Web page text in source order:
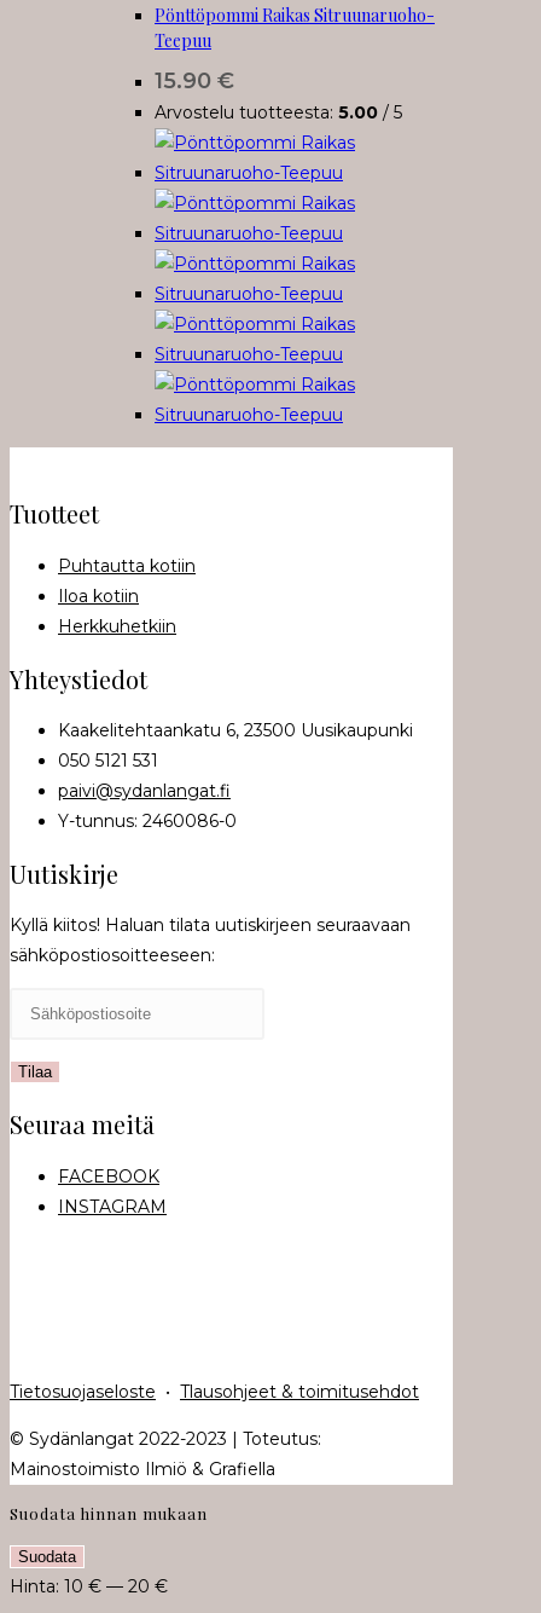
Pönttöpommi Raikas Sitruunaruoho-
Teepuu
15.90 €
Arvostelu tuotteesta: 5.00 / 5
Tuotteet
Puhtautta kotiin
Iloa kotiin
Herkkuhetkiin
Yhteystiedot
Kaakelitehtaankatu 6, 23500 Uusikaupunki
050 5121 531
paivi@sydanlangat.fi
Y-tunnus: 2460086-0
Uutiskirje
Kyllä kiitos! Haluan tilata uutiskirjeen seuraavaan
sähköpostiosoitteeseen:
Seuraa meitä
FACEBOOK
INSTAGRAM
Tietosuojaseloste • Tlausohjeet & toimitusehdot
© Sydänlangat 2022-2023 | Toteutus:
Mainostoimisto Ilmiö & Grafiella
Suodata hinnan mukaan
Minimihinta
Maksimihinta
Suodata
Hinta: 10 € — 20 €